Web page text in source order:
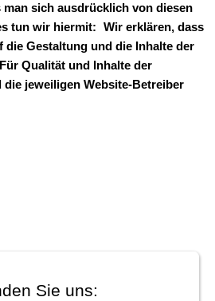
sich ausdrücklich von diesen
tun wir hiermit: Wir erklären, dass
Gestaltung und die Inhalte der
Qualität und Inhalte der
die jeweiligen Website-Betreiber
Sie uns: